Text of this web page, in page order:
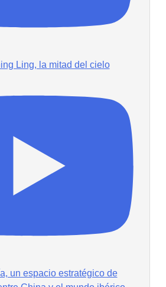
Ling, la mitad del cielo
un espacio estratégico de